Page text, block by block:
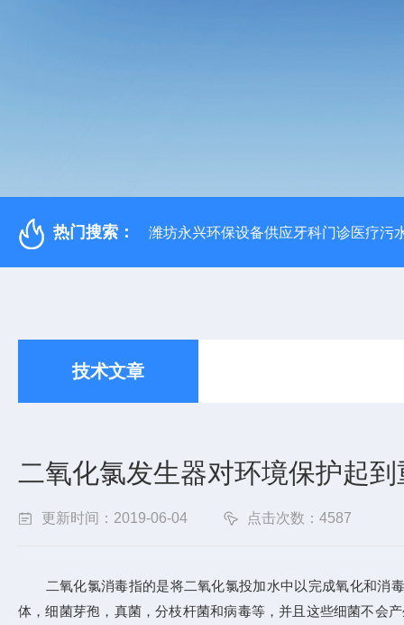
热门搜索： 潍坊永兴环保设备供应牙科门诊医疗污
技术文章
二氧化氯发生器对环境保护起
更新时间：2019-06-04 点击次数：4587
二氧化氯消毒指的是将二氧化氯投加水中以完成氧化和消毒
体，细菌芽孢，真菌，分枝杆菌和病毒等，并且这些细菌不会